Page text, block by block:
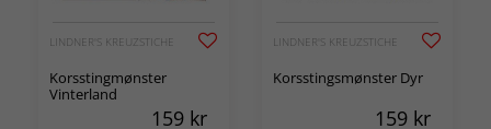
LINDNER'S KREUZSTICHE
Korsstingmønster
Vinterland
159 kr
LINDNER'S KREUZSTICHE
Korsstingsmønster Dyr
159 kr